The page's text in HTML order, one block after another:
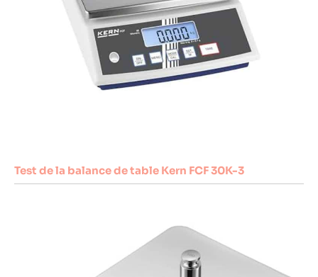
Test de la balance de table Kern FCF 30K-3